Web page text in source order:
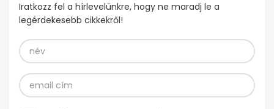
Iratkozz fel a hírlevelünkre, hogy ne maradj le a
legérdekesebb cikkekről!